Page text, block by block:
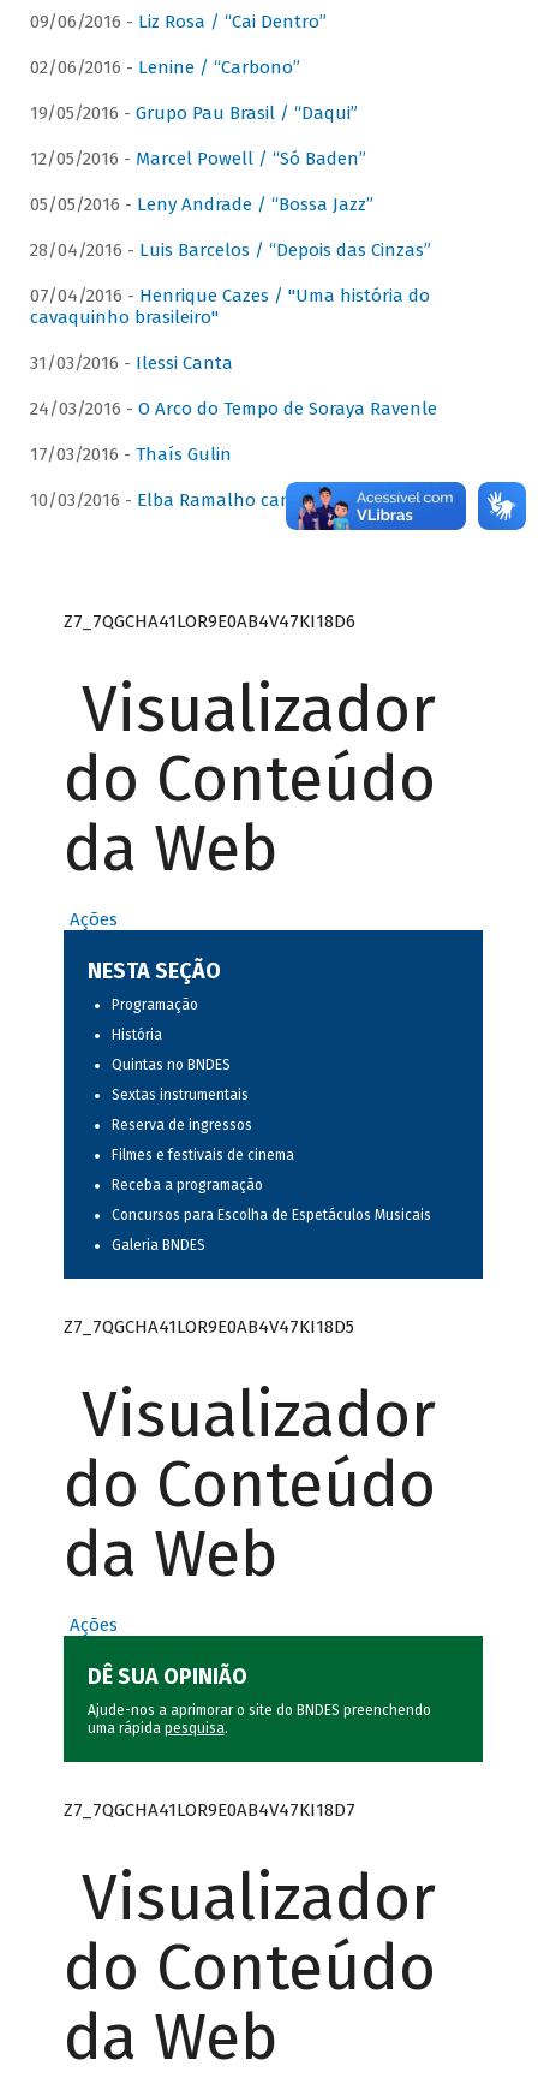
09/06/2016 - Liz Rosa / “Cai Dentro”
02/06/2016 - Lenine / “Carbono”
19/05/2016 - Grupo Pau Brasil / “Daqui”
12/05/2016 - Marcel Powell / “Só Baden”
05/05/2016 - Leny Andrade / “Bossa Jazz”
28/04/2016 - Luis Barcelos / “Depois das Cinzas”
07/04/2016 - Henrique Cazes / "Uma história do
cavaquinho brasileiro"
31/03/2016 - Ilessi Canta
24/03/2016 - O Arco do Tempo de Soraya Ravenle
17/03/2016 - Thaís Gulin
10/03/2016 - Elba Ramalho canta Dominguinhos
Z7_7QGCHA41LOR9E0AB4V47KI18D6
Visualizador
do Conteúdo
da Web
Ações
NESTA SEÇÃO
Programação
História
Quintas no BNDES
Sextas instrumentais
Reserva de ingressos
Filmes e festivais de cinema
Receba a programação
Concursos para Escolha de Espetáculos Musicais
Galeria BNDES
Z7_7QGCHA41LOR9E0AB4V47KI18D5
Visualizador
do Conteúdo
da Web
Ações
DÊ SUA OPINIÃO
Ajude-nos a aprimorar o site do BNDES preenchendo
uma rápida pesquisa.
Z7_7QGCHA41LOR9E0AB4V47KI18D7
Visualizador
do Conteúdo
da Web